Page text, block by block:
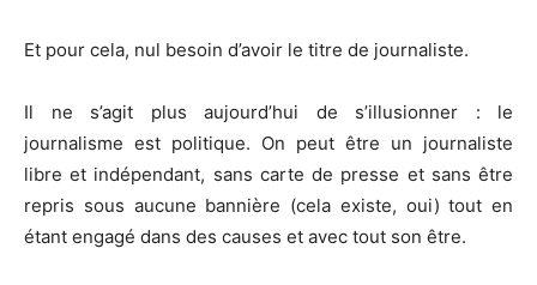
Et pour cela, nul besoin d’avoir le titre de journaliste.
Il ne s’agit plus aujourd’hui de s’illusionner : le
journalisme est politique. On peut être un journaliste
libre et indépendant, sans carte de presse et sans être
repris sous aucune bannière (cela existe, oui) tout en
étant engagé dans des causes et avec tout son être.